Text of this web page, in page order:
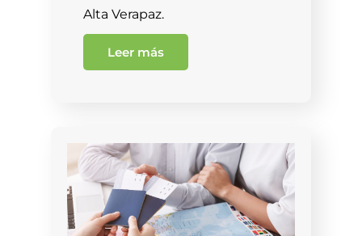
Alta Verapaz.
Leer más